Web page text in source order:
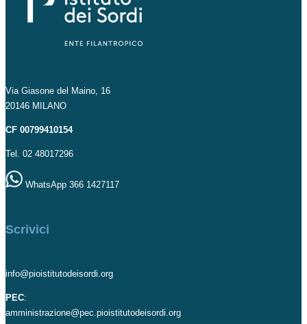
Via Giasone del Maino, 16
20146 MILANO
CF 00799410154
Tel. 02 48017296
WhatsApp 366 1427117
Scrivici
info@pioistitutodeisordi.org
PEC:
amministrazione@pec.pioistitutodeisordi.org